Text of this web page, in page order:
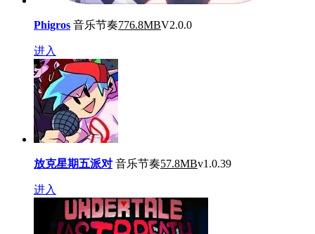
Phigros 音乐节奏776.8MBV2.0.0
进入
放克星期五派对 音乐节奏57.8MBv1.0.39
进入